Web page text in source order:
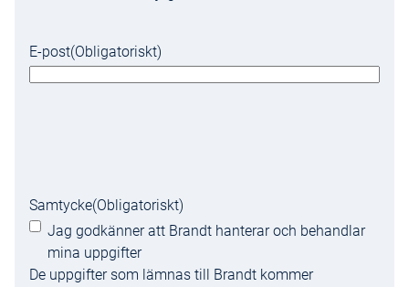
E-post(Obligatoriskt)
Samtycke(Obligatoriskt)
Jag godkänner att Brandt hanterar och behandlar
mina uppgifter
De uppgifter som lämnas till Brandt kommer